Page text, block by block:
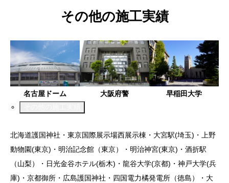
その他の施工実績
名古屋ドーム 大阪府警
早稲田大学
北海道護国神社・東京国際展示場西展示棟・大宮駅(埼玉)・上野
動物園(東京)・明治記念館（東京）・明治神宮(東京)・酒折駅
（山梨）・日光金谷ホテル(栃木)・龍谷大学(京都)・神戸大学(兵
庫)・京都御所・広島護国神社・四国電力橘発電所（徳島）・大